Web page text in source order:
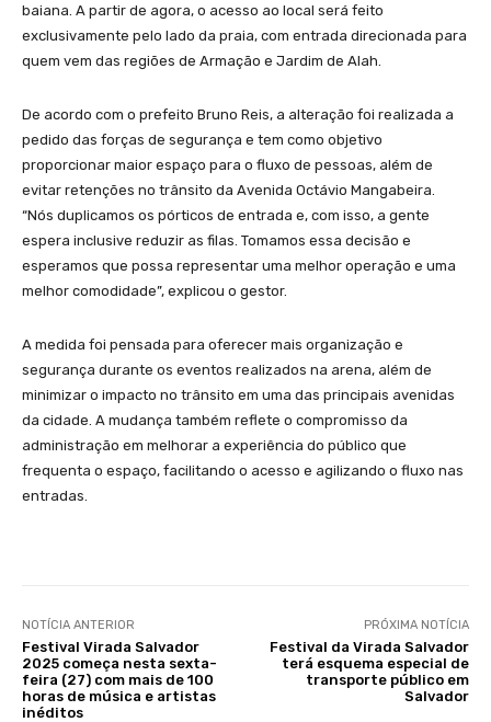
baiana. A partir de agora, o acesso ao local será feito
exclusivamente pelo lado da praia, com entrada direcionada para
quem vem das regiões de Armação e Jardim de Alah.
De acordo com o prefeito Bruno Reis, a alteração foi realizada a
pedido das forças de segurança e tem como objetivo
proporcionar maior espaço para o fluxo de pessoas, além de
evitar retenções no trânsito da Avenida Octávio Mangabeira.
“Nós duplicamos os pórticos de entrada e, com isso, a gente
espera inclusive reduzir as filas. Tomamos essa decisão e
esperamos que possa representar uma melhor operação e uma
melhor comodidade”, explicou o gestor.
A medida foi pensada para oferecer mais organização e
segurança durante os eventos realizados na arena, além de
minimizar o impacto no trânsito em uma das principais avenidas
da cidade. A mudança também reflete o compromisso da
administração em melhorar a experiência do público que
frequenta o espaço, facilitando o acesso e agilizando o fluxo nas
entradas.
NOTÍCIA ANTERIOR
Festival Virada Salvador
2025 começa nesta sexta-
feira (27) com mais de 100
horas de música e artistas
inéditos
PRÓXIMA NOTÍCIA
Festival da Virada Salvador
terá esquema especial de
transporte público em
Salvador